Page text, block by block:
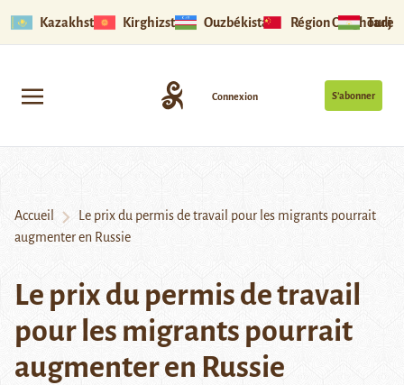
Kazakhstan Kirghizstan Ouzbékistan Région Ouïghoure
S’abonner
Connexion
Accueil
Le prix du permis de travail pour les migrants pourrait
augmenter en Russie
Le prix du permis de travail
pour les migrants pourrait
augmenter en Russie